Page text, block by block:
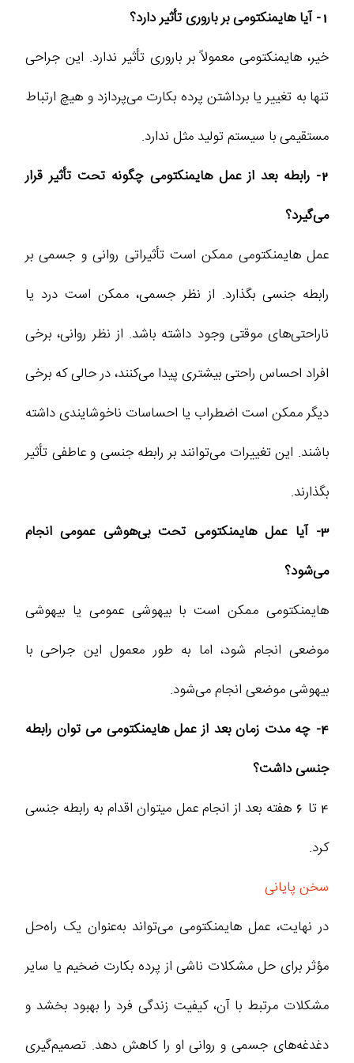
1- آیا هایمنکتومی بر باروری تأثیر دارد؟
خیر، هایمنکتومی معمولاً بر باروری تأثیر ندارد. این جراحی
تنها به تغییر یا برداشتن پرده بکارت می‌پردازد و هیچ ارتباط
مستقیمی با سیستم تولید مثل ندارد.
2- رابطه بعد از عمل هایمنکتومی چگونه تحت تأثیر قرار
می‌گیرد؟
عمل هایمنکتومی ممکن است تأثیراتی روانی و جسمی بر
رابطه جنسی بگذارد. از نظر جسمی، ممکن است درد یا
ناراحتی‌های موقتی وجود داشته باشد. از نظر روانی، برخی
افراد احساس راحتی بیشتری پیدا می‌کنند، در حالی که برخی
دیگر ممکن است اضطراب یا احساسات ناخوشایندی داشته
باشند. این تغییرات می‌توانند بر رابطه جنسی و عاطفی تأثیر
بگذارند.
3- آیا عمل هایمنکتومی تحت بی‌هوشی عمومی انجام
می‌شود؟
هایمنکتومی ممکن است با بیهوشی عمومی یا بیهوشی
موضعی انجام شود، اما به طور معمول این جراحی با
بیهوشی موضعی انجام می‌شود.
4- چه مدت زمان بعد از عمل هایمنکتومی می توان رابطه
جنسی داشت؟
4 تا 6 هفته بعد از انجام عمل میتوان اقدام به رابطه جنسی
کرد.
سخن پایانی
در نهایت، عمل هایمنکتومی می‌تواند به‌عنوان یک راه‌حل
مؤثر برای حل مشکلات ناشی از پرده بکارت ضخیم یا سایر
مشکلات مرتبط با آن، کیفیت زندگی فرد را بهبود بخشد و
دغدغه‌های جسمی و روانی او را کاهش دهد. تصمیم‌گیری